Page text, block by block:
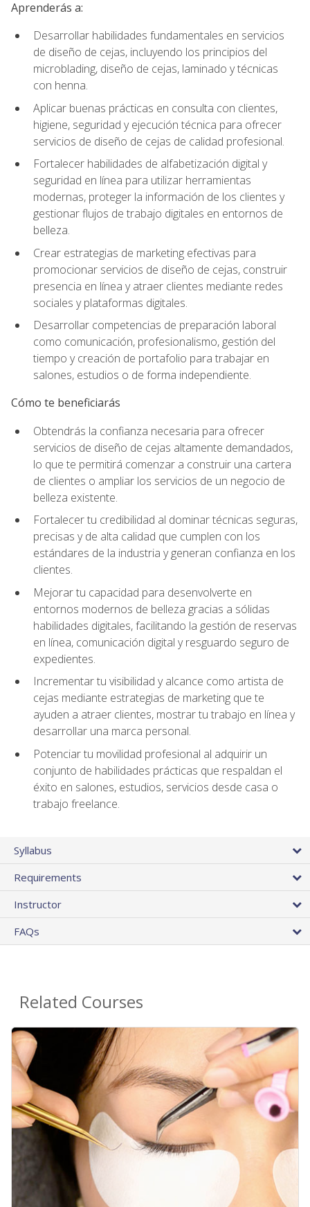
Aprenderás a:
Desarrollar habilidades fundamentales en servicios
de diseño de cejas, incluyendo los principios del
microblading, diseño de cejas, laminado y técnicas
con henna.
Aplicar buenas prácticas en consulta con clientes,
higiene, seguridad y ejecución técnica para ofrecer
servicios de diseño de cejas de calidad profesional.
Fortalecer habilidades de alfabetización digital y
seguridad en línea para utilizar herramientas
modernas, proteger la información de los clientes y
gestionar flujos de trabajo digitales en entornos de
belleza.
Crear estrategias de marketing efectivas para
promocionar servicios de diseño de cejas, construir
presencia en línea y atraer clientes mediante redes
sociales y plataformas digitales.
Desarrollar competencias de preparación laboral
como comunicación, profesionalismo, gestión del
tiempo y creación de portafolio para trabajar en
salones, estudios o de forma independiente.
Cómo te beneficiarás
Obtendrás la confianza necesaria para ofrecer
servicios de diseño de cejas altamente demandados,
lo que te permitirá comenzar a construir una cartera
de clientes o ampliar los servicios de un negocio de
belleza existente.
Fortalecer tu credibilidad al dominar técnicas seguras,
precisas y de alta calidad que cumplen con los
estándares de la industria y generan confianza en los
clientes.
Mejorar tu capacidad para desenvolverte en
entornos modernos de belleza gracias a sólidas
habilidades digitales, facilitando la gestión de reservas
en línea, comunicación digital y resguardo seguro de
expedientes.
Incrementar tu visibilidad y alcance como artista de
cejas mediante estrategias de marketing que te
ayuden a atraer clientes, mostrar tu trabajo en línea y
desarrollar una marca personal.
Potenciar tu movilidad profesional al adquirir un
conjunto de habilidades prácticas que respaldan el
éxito en salones, estudios, servicios desde casa o
trabajo freelance.
Syllabus
Requirements
Instructor
FAQs
Related Courses